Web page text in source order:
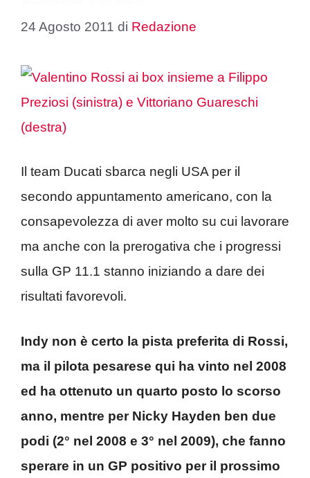
24 Agosto 2011 di Redazione
Il team Ducati sbarca negli USA per il
secondo appuntamento americano, con la
consapevolezza di aver molto su cui lavorare
ma anche con la prerogativa che i progressi
sulla GP 11.1 stanno iniziando a dare dei
risultati favorevoli.
Indy non è certo la pista preferita di Rossi,
ma il pilota pesarese qui ha vinto nel 2008
ed ha ottenuto un quarto posto lo scorso
anno, mentre per Nicky Hayden ben due
podi (2° nel 2008 e 3° nel 2009), che fanno
sperare in un GP positivo per il prossimo